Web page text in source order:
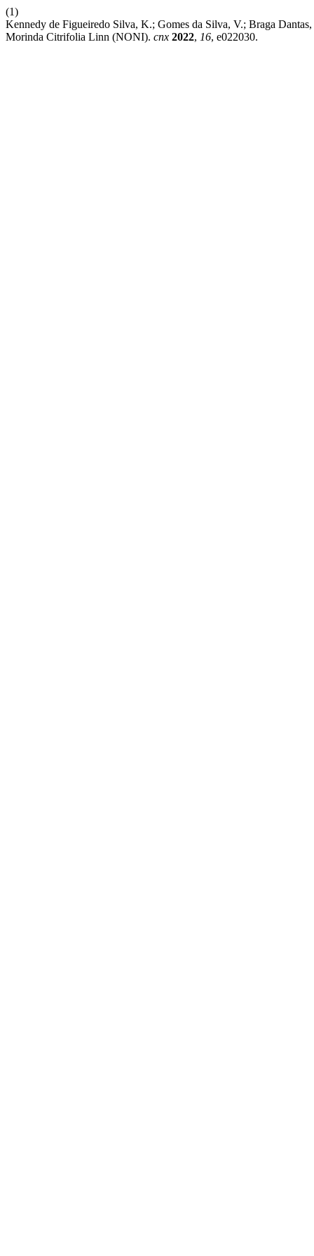
(1)
Kennedy de Figueiredo Silva, K.; Gomes da Silva, V.; Braga
Morinda Citrifolia Linn (NONI). cnx 2022, 16, e022030.